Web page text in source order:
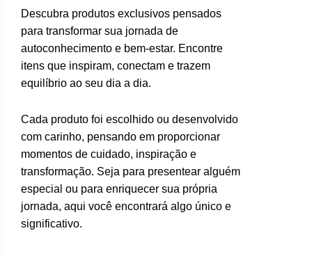
Descubra produtos exclusivos pensados
para transformar sua jornada de
autoconhecimento e bem-estar. Encontre
itens que inspiram, conectam e trazem
equilíbrio ao seu dia a dia.
Cada produto foi escolhido ou desenvolvido
com carinho, pensando em proporcionar
momentos de cuidado, inspiração e
transformação. Seja para presentear alguém
especial ou para enriquecer sua própria
jornada, aqui você encontrará algo único e
significativo.